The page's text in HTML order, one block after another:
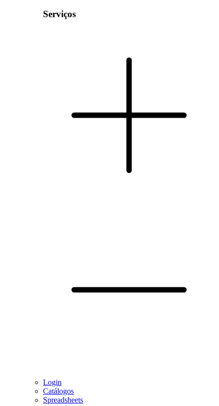
Serviços
Login
Catálogos
Spreadsheets